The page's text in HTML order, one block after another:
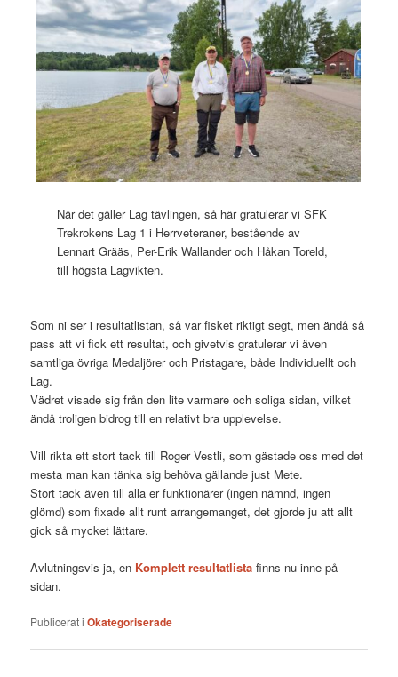
När det gäller Lag tävlingen, så här gratulerar vi SFK
Trekrokens Lag 1 i Herrveteraner, bestående av
Lennart Grääs, Per-Erik Wallander och Håkan Toreld,
till högsta Lagvikten.
Som ni ser i resultatlistan, så var fisket riktigt segt, men ändå så
pass att vi fick ett resultat, och givetvis gratulerar vi även
samtliga övriga Medaljörer och Pristagare, både Individuellt och
Lag.
Vädret visade sig från den lite varmare och soliga sidan, vilket
ändå troligen bidrog till en relativt bra upplevelse.
Vill rikta ett stort tack till Roger Vestli, som gästade oss med det
mesta man kan tänka sig behöva gällande just Mete.
Stort tack även till alla er funktionärer (ingen nämnd, ingen
glömd) som fixade allt runt arrangemanget, det gjorde ju att allt
gick så mycket lättare.
Avlutningsvis ja, en Komplett resultatlista finns nu inne på
sidan.
Publicerat i Okategoriserade